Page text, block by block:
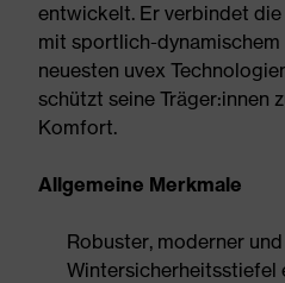
entwickelt. Er verbindet
mit sportlich-dynamischem
neuesten uvex
schützt seine Träger:innen
Komfort.
Allgemeine Merkmale
Robuster, moderner
Wintersicherheitsstiefel